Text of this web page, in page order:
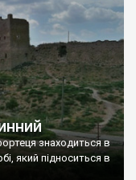
знаходиться в
який підноситься в